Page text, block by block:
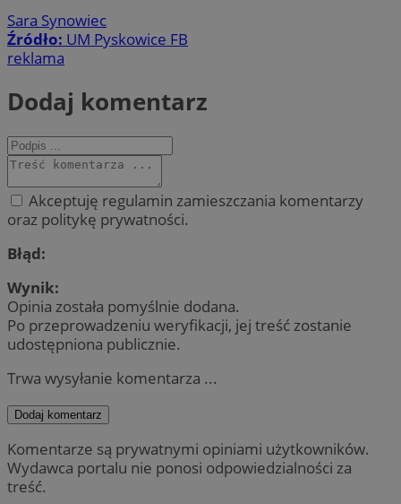
Sara Synowiec
Źródło: UM Pyskowice FB
reklama
Dodaj komentarz
Akceptuję regulamin zamieszczania komentarzy
oraz politykę prywatności.
Błąd:
Wynik:
Opinia została pomyślnie dodana.
Po przeprowadzeniu weryfikacji, jej treść zostanie
udostępniona publicznie.
Trwa wysyłanie komentarza ...
Dodaj komentarz
Komentarze są prywatnymi opiniami użytkowników.
Wydawca portalu nie ponosi odpowiedzialności za
treść.